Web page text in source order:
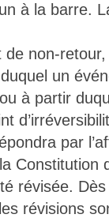
à la barre.
non-
un
à partir
par
Constitution
révisée.
révisions